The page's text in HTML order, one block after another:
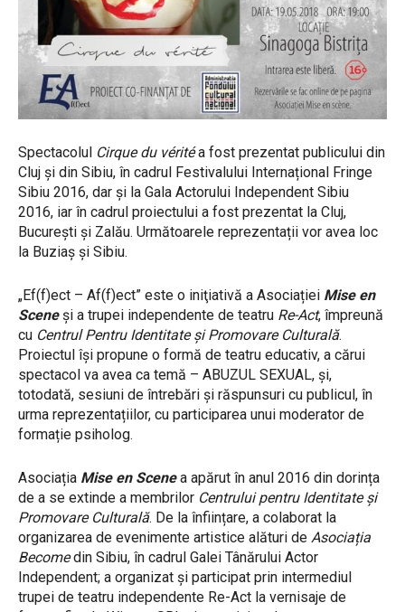
Spectacolul Cirque du véritéa fost prezentat publicului din
Cluj și din Sibiu, în cadrul Festivalului Internațional Fringe
Sibiu 2016, dar și la Gala Actorului Independent Sibiu
2016, iar în cadrul proiectului a fost prezentat la Cluj,
București și Zalău. Următoarele reprezentații vor avea loc
la Buziaș și Sibiu.
„Ef(f)ect – Af(f)ect” este o iniţiativă a Asociației Mise en
Sceneși a trupei independente de teatru Re-Act, împreună
cu Centrul Pentru Identitate și Promovare Culturală.
Proiectul îşi propune o formă de teatru educativ, a cărui
spectacol va avea ca temă – ABUZUL SEXUAL, și,
totodată, sesiuni de întrebări și răspunsuri cu publicul, în
urma reprezentațiilor, cu participarea unui moderator de
formație psiholog.
Asociația Mise en Scenea apărut în anul 2016 din dorința
de a se extinde a membrilor Centrului pentru Identitate și
Promovare Culturală. De la înființare, a colaborat la
organizarea de evenimente artistice alături de Asociația
Becomedin Sibiu, în cadrul Galei Tânărului Actor
Independent; a organizat și participat prin intermediul
trupei de teatru independente Re-Act la vernisaje de